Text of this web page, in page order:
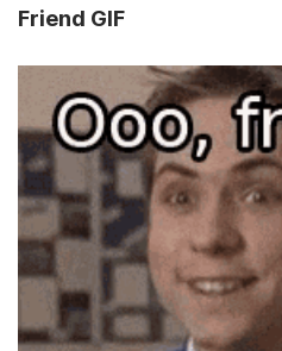
Friend GIF